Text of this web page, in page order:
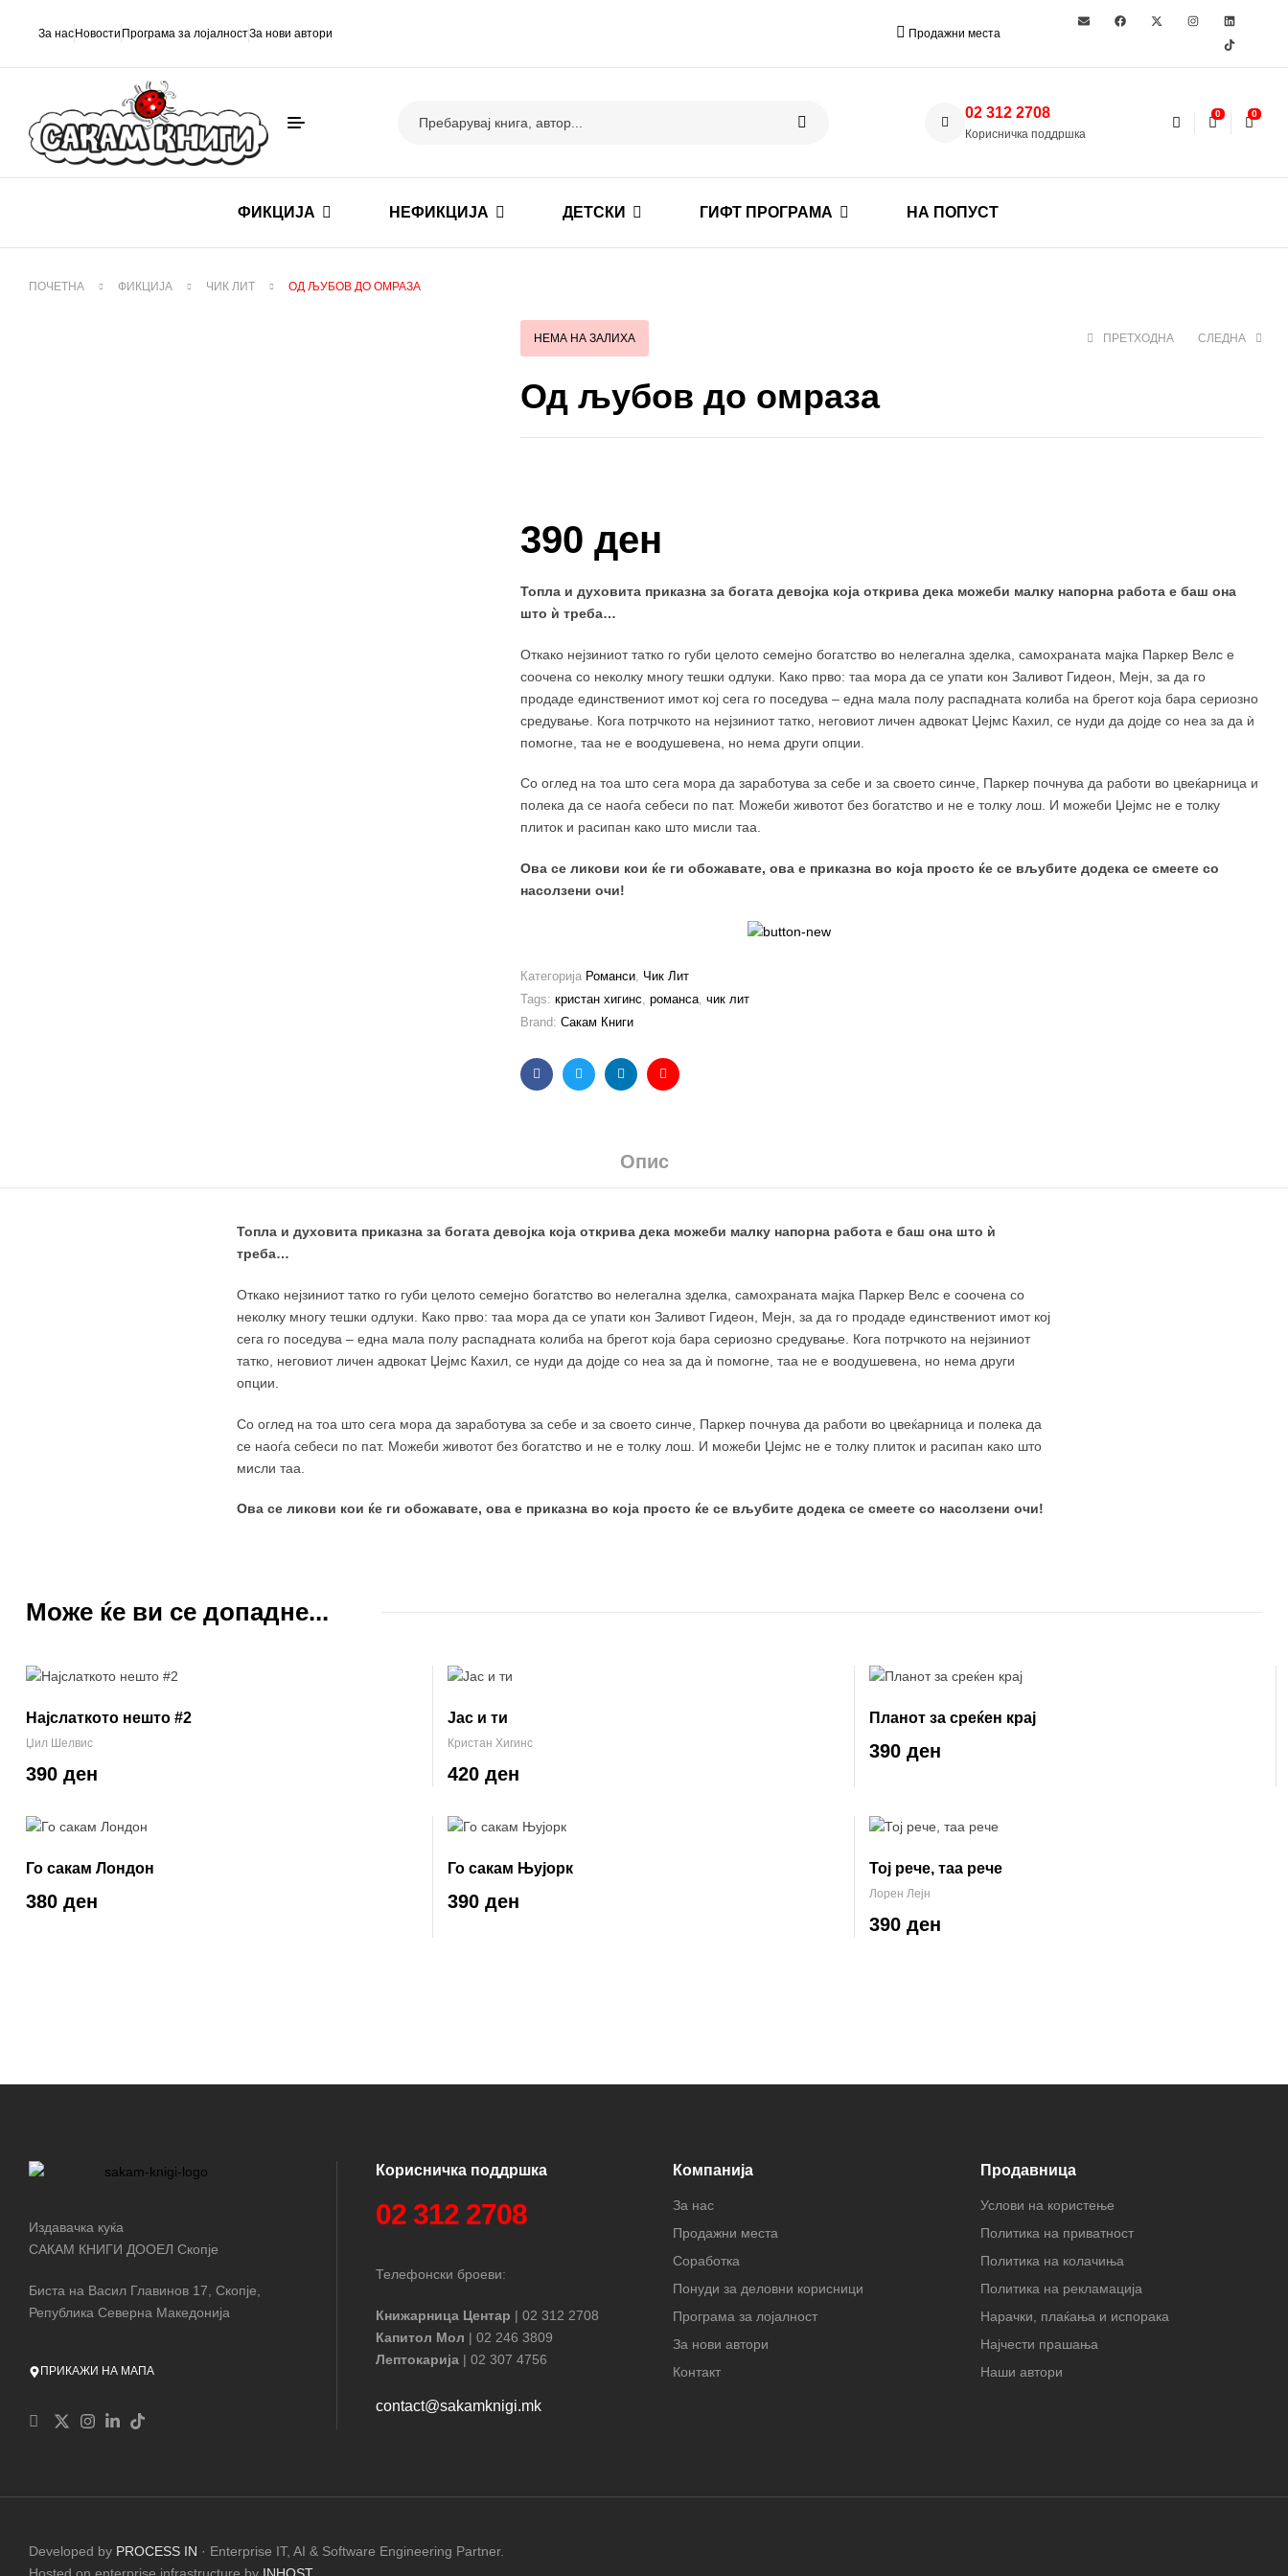
За нас Новости Програма за лојалностЗа нови автори Продажни места
02 312 2708
Корисничка поддршка
0 0
ФИКЦИЈА НЕФИКЦИЈА ДЕТСКИ ГИФТ ПРОГРАМА НА ПОПУСТ
ПОЧЕТНА ФИКЦИЈА ЧИК ЛИТ ОД ЉУБОВ ДО ОМРАЗА
НЕМА НА ЗАЛИХА ПРЕТХОДНА СЛЕДНА
Од љубов до омраза
390 ден
Топла и духовита приказна за богата девојка која открива дека можеби малку напорна работа е баш она
што ѝ треба…
Откако нејзиниот татко го губи целото семејно богатство во нелегална зделка, самохраната мајка Паркер Велс е
соочена со неколку многу тешки одлуки. Како прво: таа мора да се упати кон Заливот Гидеон, Мејн, за да го
продаде единствениот имот кој сега го поседува – една мала полу распадната колиба на брегот која бара сериозно
средување. Кога потрчкото на нејзиниот татко, неговиот личен адвокат Џејмс Кахил, се нуди да дојде со неа за да ѝ
помогне, таа не е воодушевена, но нема други опции.
Со оглед на тоа што сега мора да заработува за себе и за своето синче, Паркер почнува да работи во цвеќарница и
полека да се наоѓа себеси по пат. Можеби животот без богатство и не е толку лош. И можеби Џејмс не е толку
плиток и расипан како што мисли таа.
Ова се ликови кои ќе ги обожавате, ова е приказна во која просто ќе се вљубите додека се смеете со
насолзени очи!
Категорија Романси, Чик Лит
Tags: кристан хигинс, романса, чик лит
Brand: Сакам Книги
FacebookTwitterLinkedinEmail
Опис
Топла и духовита приказна за богата девојка која открива дека можеби малку напорна работа е баш она што ѝ
треба…
Откако нејзиниот татко го губи целото семејно богатство во нелегална зделка, самохраната мајка Паркер Велс е соочена со
неколку многу тешки одлуки. Како прво: таа мора да се упати кон Заливот Гидеон, Мејн, за да го продаде единствениот имот кој
сега го поседува – една мала полу распадната колиба на брегот која бара сериозно средување. Кога потрчкото на нејзиниот
татко, неговиот личен адвокат Џејмс Кахил, се нуди да дојде со неа за да ѝ помогне, таа не е воодушевена, но нема други
опции.
Со оглед на тоа што сега мора да заработува за себе и за своето синче, Паркер почнува да работи во цвеќарница и полека да
се наоѓа себеси по пат. Можеби животот без богатство и не е толку лош. И можеби Џејмс не е толку плиток и расипан како што
мисли таа.
Ова се ликови кои ќе ги обожавате, ова е приказна во која просто ќе се вљубите додека се смеете со насолзени очи!
Може ќе ви се допадне...
Најслаткото нешто #2
Џил Шелвис
390 ден
Јас и ти
Кристан Хигинс
420 ден
Планот за среќен крај
390 ден
Го сакам Лондон
380 ден
Го сакам Њујорк
390 ден
Тој рече, таа рече
Лорен Лејн
390 ден
Издавачка куќа
САКАМ КНИГИ ДООЕЛ Скопје
Биста на Васил Главинов 17, Скопје,
Република Северна Македонија
ПРИКАЖИ НА МАПА
Корисничка поддршка
02 312 2708
Телефонски броеви:
Книжарница Центар | 02 312 2708
Капитол Мол | 02 246 3809
Лептокарија | 02 307 4756
contact@sakamknigi.mk
Компанија
За нас
Продажни места
Соработка
Понуди за деловни корисници
Програма за лојалност
За нови автори
Контакт
Продавница
Услови на користење
Политика на приватност
Политика на колачиња
Политика на рекламација
Нарачки, плаќања и испорака
Најчести прашања
Наши автори
Developed by PROCESS IN · Enterprise IT, AI & Software Engineering Partner.
Hosted on enterprise infrastructure by INHOST.